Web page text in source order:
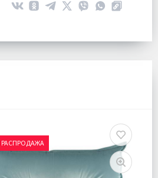
РАСПРОДАЖА